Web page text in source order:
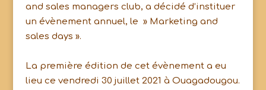
and sales managers club, a décidé d’instituer
un évènement annuel, le » Marketing and
sales days ».
La première édition de cet évènement a eu
lieu ce vendredi 30 juillet 2021 à Ouagadougou.